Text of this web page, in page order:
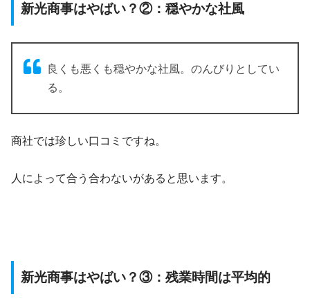
新光商事はやばい？②：穏やかな社風
良くも悪くも穏やかな社風。のんびりとしてい
る。
商社では珍しい口コミですね。
人によって合う合わないがあると思います。
新光商事はやばい？③：残業時間は平均的